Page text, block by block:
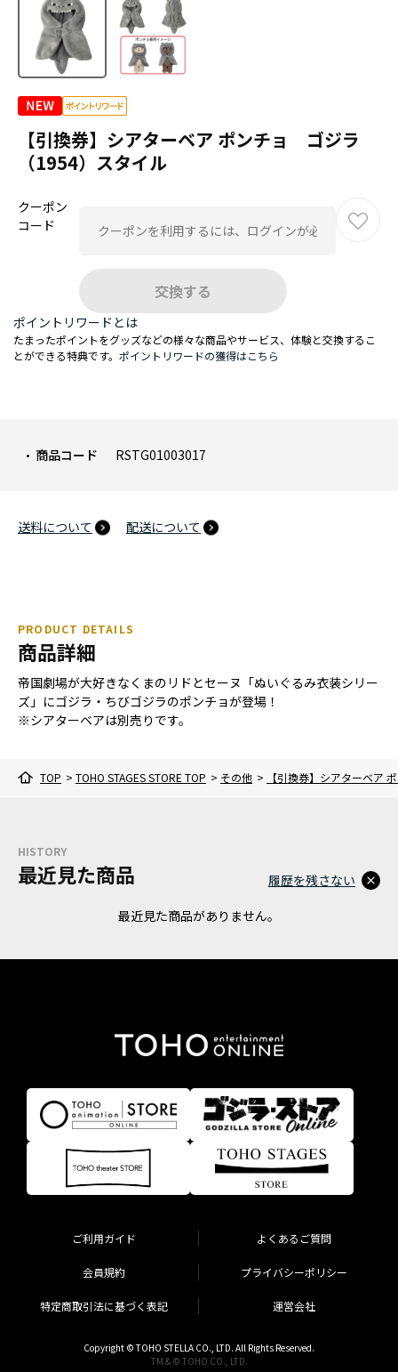
【引換券】シアターベア ポンチョ ゴジラ
（1954）スタイル
商品コード RSTG01003017
送料について 配送について
クーポン
コード
ポイントリワードとは
たまったポイントをグッズなどの様々な商品やサービス、体験と交換するこ
とができる特典です。 ポイントリワードの獲得はこちら
PRODUCT DETAILS
商品詳細
帝国劇場が大好きなくまのリドとセーヌ「ぬいぐるみ衣装シリー
ズ」にゴジラ・ちびゴジラのポンチョが登場！
※シアターベアは別売りです。
TOP > TOHO STAGES STORE TOP > その他 > 【引換券】シアターベア
HISTORY
最近見た商品
最近見た商品がありません。
履歴を残さない
ご利用ガイド よくあるご質問
会員規約 プライバシーポリシー
特定商取引法に基づく表記 運営会社
Copyright © TOHO STELLA CO., LTD. All Rights Reserved.
TM & © TOHO CO., LTD.